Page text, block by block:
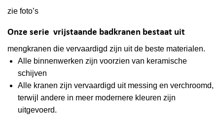
zie foto’s
Onze serie vrijstaande badkranen bestaat uit
mengkranen die vervaardigd zijn uit de beste materialen.
Alle binnenwerken zijn voorzien van keramische
schijven
Alle kranen zijn vervaardigd uit messing en verchroomd,
terwijl andere in meer modernere kleuren zijn
uitgevoerd.